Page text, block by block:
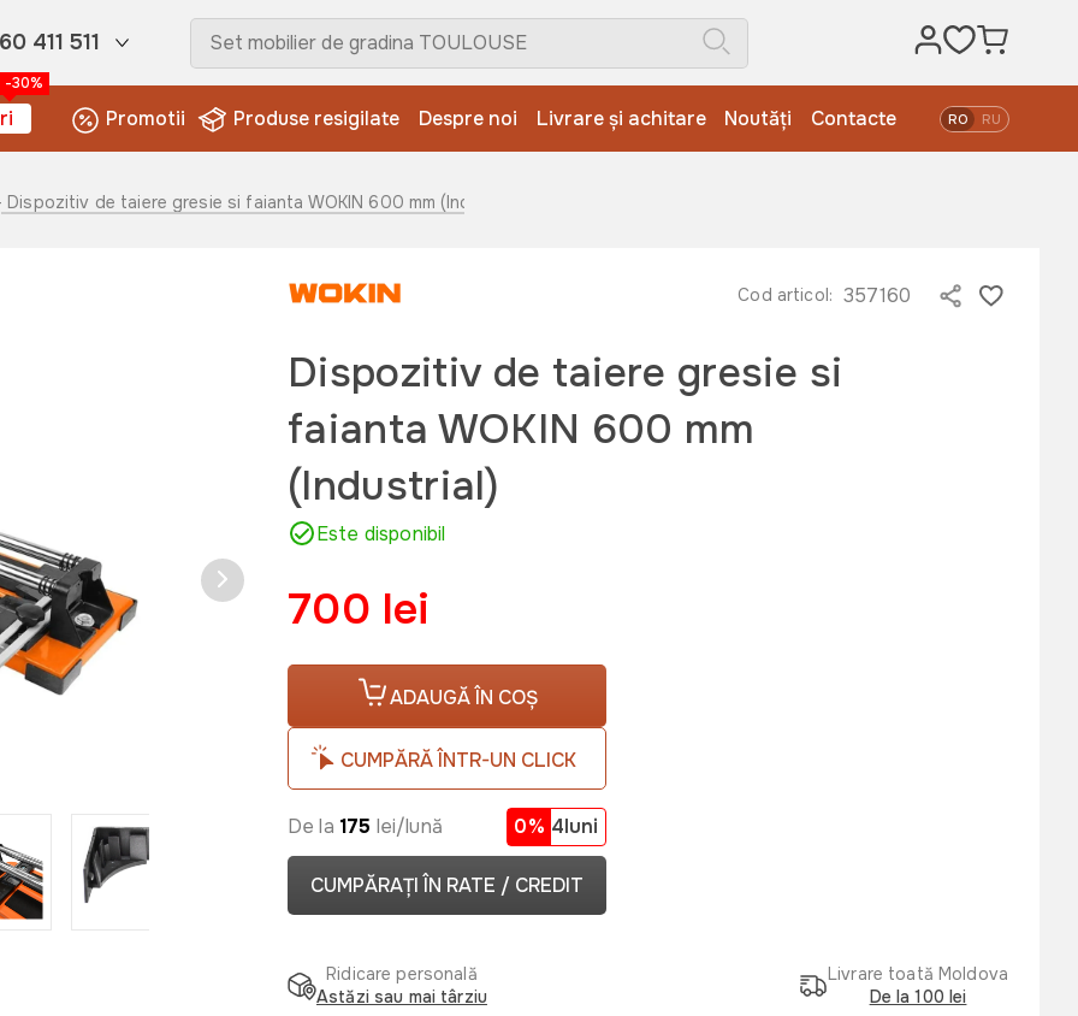
411 511
-30%
Promotii Produse resigilate Despre noi Livrare și achitare Noutăți Contacte RO RU
Dispozitiv de taiere gresie si faianta WOKIN 600 mm (Industrial)
Cod articol: 357160
Dispozitiv de taiere gresie si
faianta WOKIN 600 mm
(Industrial)
Este disponibil
700 lei
ADAUGĂ ÎN COȘ
CUMPĂRĂ ÎNTR-UN CLICK
De la 175 lei/lună 0% 4luni
CUMPĂRAȚI ÎN RATE / CREDIT
Ridicare personală
Astăzi sau mai târziu
Livrare toată Moldova
De la 100 lei